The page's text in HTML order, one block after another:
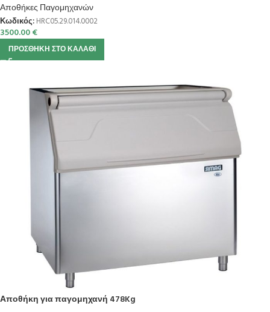
Αποθήκες Παγομηχανών
Κωδικός: HRC05.29.014.0002
3500.00€
ΠΡΟΣΘΉΚΗ ΣΤΟ ΚΑΛΆΘΙ
Αποθήκη για παγομηχανή 478Kg